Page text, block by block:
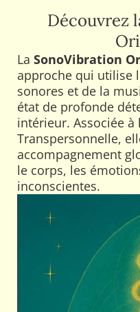
Découvrez
La SonoVibration
approche qui utilise
sonores et de la
état de profonde
intérieur. Associée
Transpersonnelle,
accompagnement
le corps, les
inconscientes.